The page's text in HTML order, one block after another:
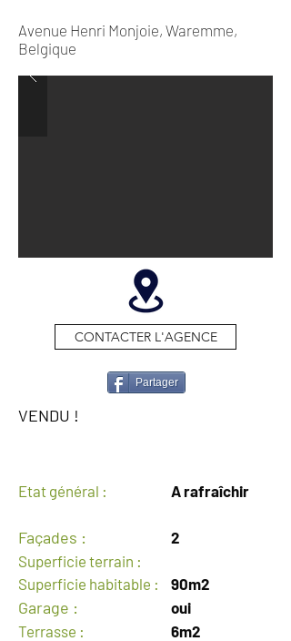
Avenue Henri Monjoie, Waremme,
Belgique
CONTACTER L'AGENCE
Partager
VENDU !
Etat général : A rafraîchir
Façades :
2
Superficie terrain :
Superficie habitable :
90m2
Garage :
oui
Terrasse :
6m2